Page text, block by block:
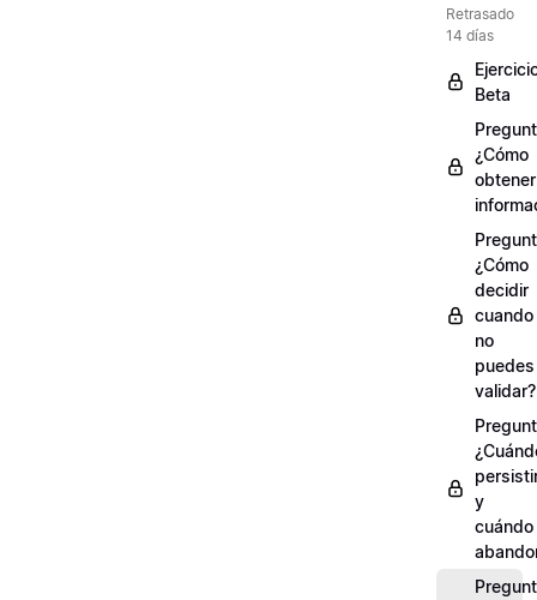
Retrasado
14 días
Beta
¿Cómo
obtener
¿Cómo
decidir
cuando
no
puedes
validar?
y
cuándo